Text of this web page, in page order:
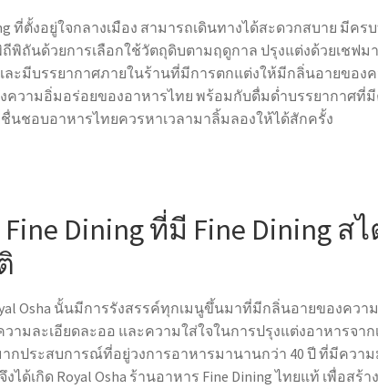
ที่ตั้งอยู่ใจกลางเมือง สามารถเดินทางได้สะดวกสบาย มีค
ถันด้วยการเลือกใช้วัตถุดิบตามฤดูกาล ปรุงแต่งด้วยเชฟ
ะมีบรรยากาศภายในร้านที่มีการตกแต่งให้มีกลิ่นอายขอ
ามอิ่มอร่อยของอาหารไทย พร้อมกับดื่มด่ำบรรยากาศที่มีค
นชอบอาหารไทยควรหาเวลามาลิ้มลองให้ได้สักครั้ง
Diningที่มี Fine Dining สไ
Osha นั้นมีการรังสรรค์ทุกเมนูขึ้นมาที่มีกลิ่นอายของควา
มละเอียดละออ และความใส่ใจในการปรุงแต่งอาหารจา
มากประสบการณ์ที่อยู่วงการอาหารมานานกว่า 40 ปี ที่มีคว
ด้เกิด Royal Osha ร้านอาหาร Fine Diningไทยแท้ เพื่อสร้